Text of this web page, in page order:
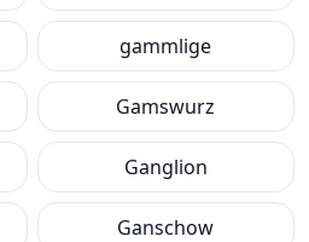
gammlige
Gamswurz
Ganglion
Ganschow